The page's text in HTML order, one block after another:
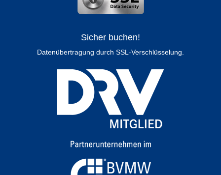
Sicher buchen!
Datenübertragung durch SSL-Verschlüsselung.